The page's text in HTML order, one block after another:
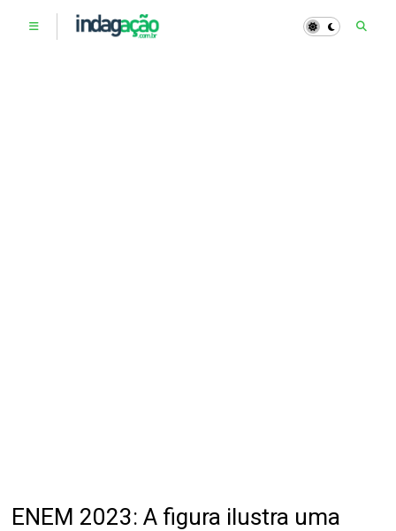
ENEM 2023: A figura ilustra uma